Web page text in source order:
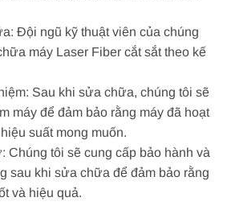
Đội ngũ kỹ thuật viên của chúng
máy Laser Fiber cắt sắt theo kế
Sau khi sửa chữa, chúng tôi sẽ
máy để đảm bảo rằng máy đã hoạt
suất mong muốn.
Chúng tôi sẽ cung cấp bảo hành và
sau khi sửa chữa để đảm bảo rằng
và hiệu quả.